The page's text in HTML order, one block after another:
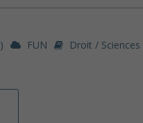
FUN Droit /